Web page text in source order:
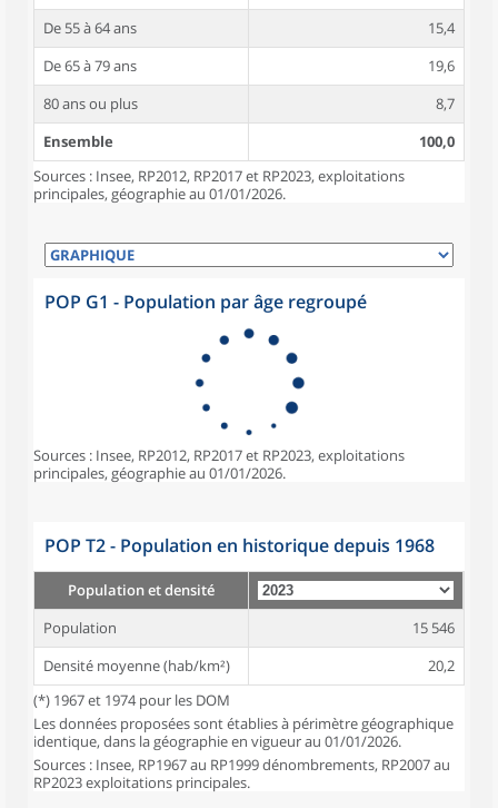
De 55 à 64 ans
15,4
De 65 à 79 ans
19,6
80 ans ou plus
8,7
Ensemble
100,0
Sources : Insee, RP2012, RP2017 et RP2023, exploitations
principales, géographie au 01/01/2026.
POP G1 - Population par âge regroupé
Sources : Insee, RP2012, RP2017 et RP2023, exploitations
principales, géographie au 01/01/2026.
POP T2 - Population en historique depuis 1968
Population et densité
Population
15 546
Densité moyenne (hab/km²)
20,2
(*) 1967 et 1974 pour les DOM
Les données proposées sont établies à périmètre géographique
identique, dans la géographie en vigueur au 01/01/2026.
Sources : Insee, RP1967 au RP1999 dénombrements, RP2007 au
RP2023 exploitations principales.